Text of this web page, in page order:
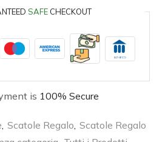
SAFE CHECKOUT
is 100% Secure
, Scatole Regalo, Scatole Regalo